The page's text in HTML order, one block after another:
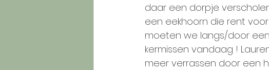
daar een dorpje
een eekhoorn die rent
moeten we langs/door
kermissen vandaag !
meer verrassen door een